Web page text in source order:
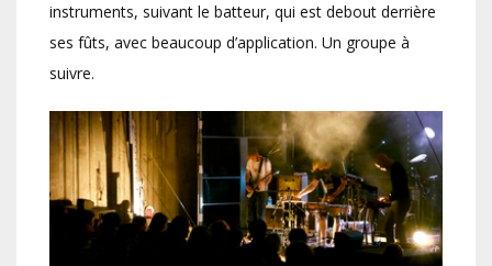
instruments, suivant le batteur, qui est debout derrière
ses fûts, avec beaucoup d’application. Un groupe à
suivre.